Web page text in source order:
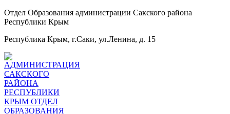
Отдел Образования администрации Сакского района
Республики Крым
Республика Крым, г.Саки, ул.Ленина, д. 15